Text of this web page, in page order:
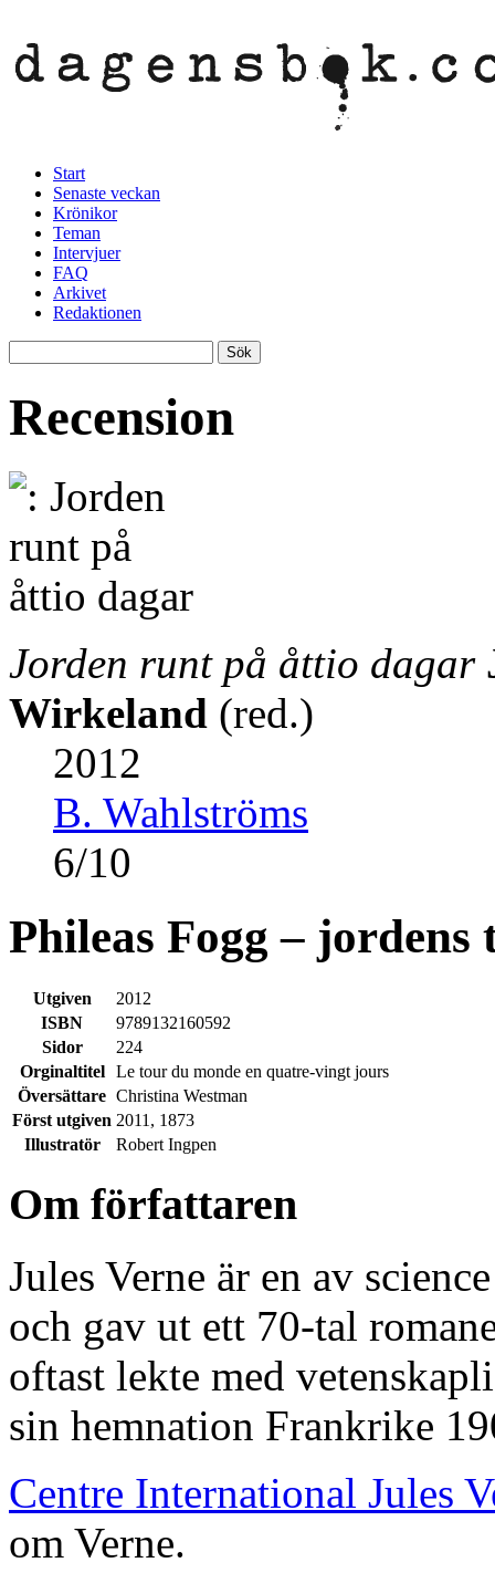
Start
Senaste veckan
Krönikor
Teman
Intervjuer
FAQ
Arkivet
Redaktionen
Recension
Jorden runt på åttio dagar
Wirkeland (red.)
2012
B. Wahlströms
6/10
Phileas Fogg –
Utgiven
2012
ISBN
9789132160592
Sidor
224
Orginaltitel
Le tour du monde en quatre-vingt jours
Översättare Christina Westman
Först utgiven 2011, 1873
Illustratör
Robert Ingpen
Om författaren
Jules Verne är en av
och gav ut ett 70-tal
oftast lekte med
sin hemnation Frankrike
Centre International Jules
om Verne.